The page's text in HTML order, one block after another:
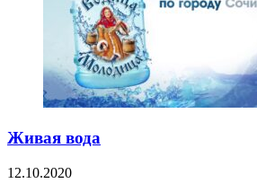
Живая вода
12.10.2020